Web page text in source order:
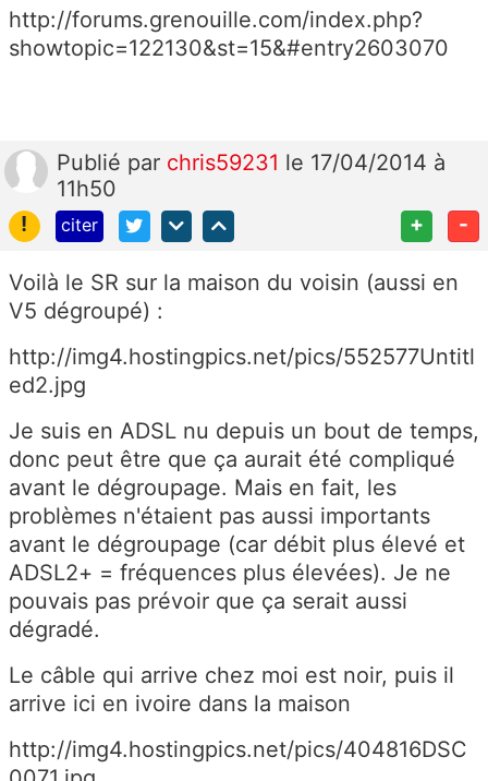
http://forums.grenouille.com/index.php?
showtopic=122130&st=15&#entry2603070
Publié par chris59231 le 17/04/2014 à
11h50
!
citer + -
Voilà le SR sur la maison du voisin (aussi en
V5 dégroupé) :
http://img4.hostingpics.net/pics/552577Untitl
ed2.jpg
Je suis en ADSL nu depuis un bout de temps,
donc peut être que ça aurait été compliqué
avant le dégroupage. Mais en fait, les
problèmes n'étaient pas aussi importants
avant le dégroupage (car débit plus élevé et
ADSL2+ = fréquences plus élevées). Je ne
pouvais pas prévoir que ça serait aussi
dégradé.
Le câble qui arrive chez moi est noir, puis il
arrive ici en ivoire dans la maison
http://img4.hostingpics.net/pics/404816DSC